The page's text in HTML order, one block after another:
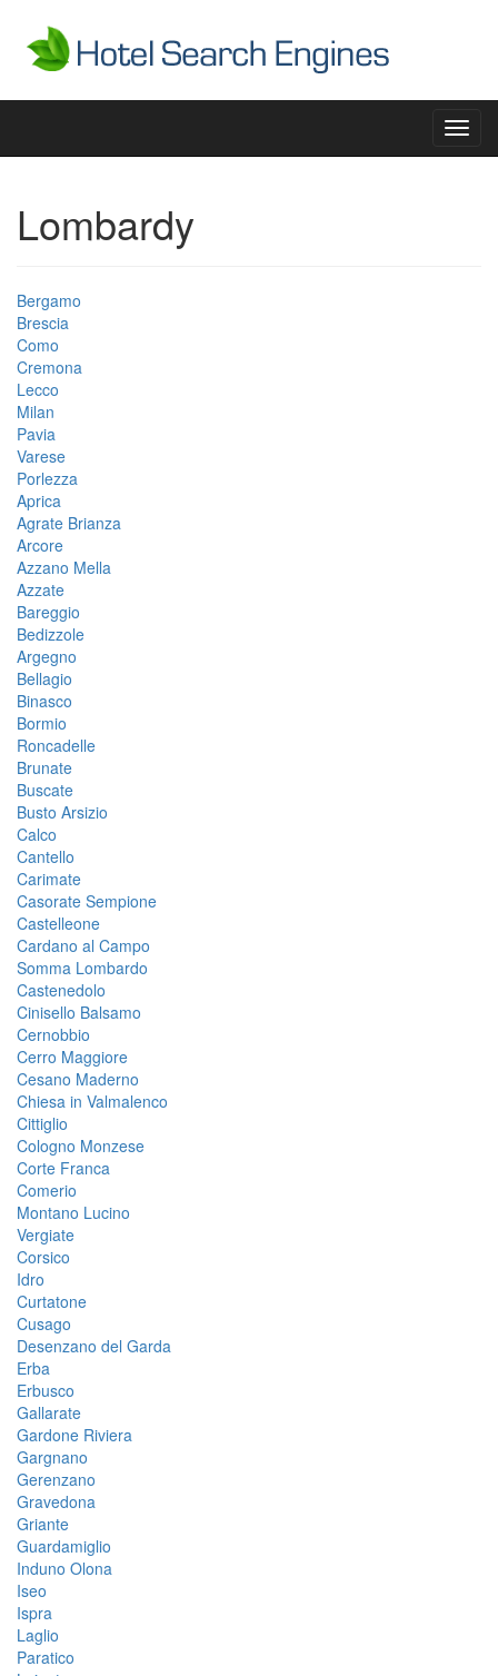
Lombardy
Bergamo
Brescia
Como
Cremona
Lecco
Milan
Pavia
Varese
Porlezza
Aprica
Agrate Brianza
Arcore
Azzano Mella
Azzate
Bareggio
Bedizzole
Argegno
Bellagio
Binasco
Bormio
Roncadelle
Brunate
Buscate
Busto Arsizio
Calco
Cantello
Carimate
Casorate Sempione
Castelleone
Cardano al Campo
Somma Lombardo
Castenedolo
Cinisello Balsamo
Cernobbio
Cerro Maggiore
Cesano Maderno
Chiesa in Valmalenco
Cittiglio
Cologno Monzese
Corte Franca
Comerio
Montano Lucino
Vergiate
Corsico
Idro
Curtatone
Cusago
Desenzano del Garda
Erba
Erbusco
Gallarate
Gardone Riviera
Gargnano
Gerenzano
Gravedona
Griante
Guardamiglio
Induno Olona
Iseo
Ispra
Laglio
Paratico